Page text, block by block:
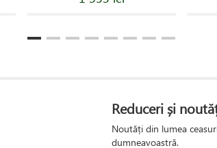
Reduceri și
Noutăți din lumea
dumneavoastră.